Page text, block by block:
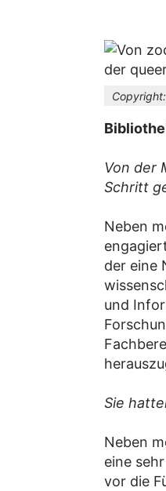
Copyright:
Von der
Schritt
Neben
der eine
und
Sie
Neben
eine
vor die